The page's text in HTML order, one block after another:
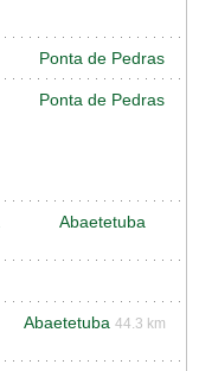
Ponta de Pedras
Ponta de Pedras
Abaetetuba
Abaetetuba 44.3 km